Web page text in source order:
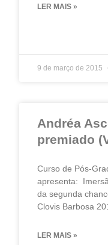
LER MAIS »
9 de março de 2015
Andréa
premiado
Curso de Pós-
apresenta:
da segunda
Clovis Barbosa
LER MAIS »